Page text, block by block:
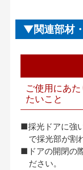
関連部材
ご使用にあ
たいこと
■採光ドアに強
で採光部が割
■ドアの開閉の
ださい。